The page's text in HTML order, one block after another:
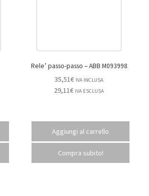
Rele’ passo-passo – ABB M093998
35,51€ IVA INCLUSA
29,11€ IVA ESCLUSA
Aggiungi al carrello
Compra subito!